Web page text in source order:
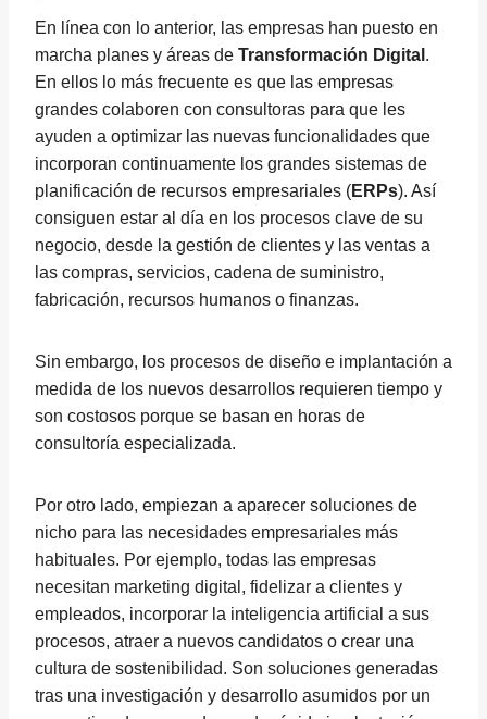
En línea con lo anterior, las empresas han puesto en
marcha planes y áreas de Transformación Digital .
En ellos lo más frecuente es que las empresas
grandes colaboren con consultoras para que les
ayuden a optimizar las nuevas funcionalidades que
incorporan continuamente los grandes sistemas de
planificación de recursos empresariales (ERPs). Así
consiguen estar al día en los procesos clave de su
negocio, desde la gestión de clientes y las ventas a
las compras, servicios, cadena de suministro,
fabricación, recursos humanos o finanzas.
Sin embargo, los procesos de diseño e implantación a
medida de los nuevos desarrollos requieren tiempo y
son costosos porque se basan en horas de
consultoría especializada.
Por otro lado, empiezan a aparecer soluciones de
nicho para las necesidades empresariales más
habituales. Por ejemplo, todas las empresas
necesitan marketing digital, fidelizar a clientes y
empleados, incorporar la inteligencia artificial a sus
procesos, atraer a nuevos candidatos o crear una
cultura de sostenibilidad. Son soluciones generadas
tras una investigación y desarrollo asumidos por un